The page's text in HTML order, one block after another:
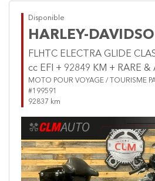
Disponible
HARLEY-
FLHTC ELECTRA GLIDE
cc EFI + 92849 KM + RARE &
MOTO POUR VOYAGE / TOURISME
#199591
92837 km